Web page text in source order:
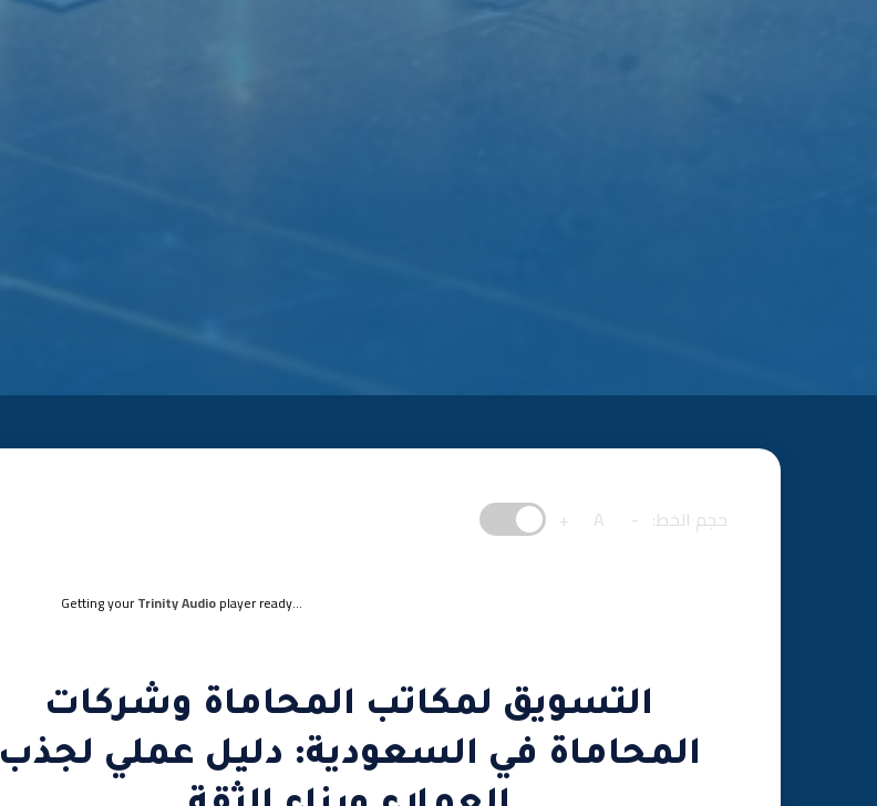
حجم الخط: -
A
+
Getting yourTrinity Audioplayer ready...
التسويق لمكاتب المحاماة وشركات
المحاماة في السعودية: دليل عملي لجذب